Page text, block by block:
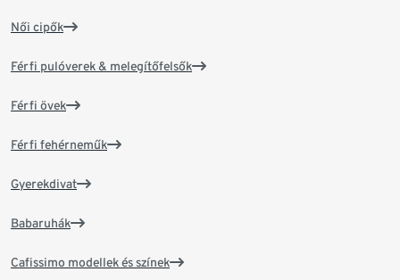
Női cipők
Férfi pulóverek & melegítőfelsők
Férfi övek
Férfi fehérneműk
Gyerekdivat
Babaruhák
Cafissimo modellek és színek